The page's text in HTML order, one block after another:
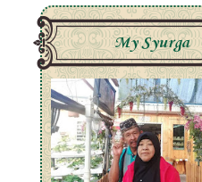
My Syurga